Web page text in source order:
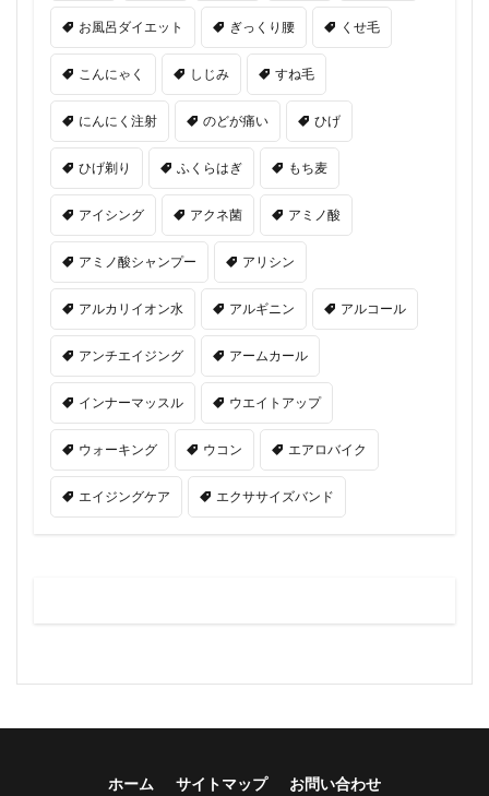
お風呂ダイエット ぎっくり腰 くせ毛
こんにゃく しじみ すね毛
にんにく注射 のどが痛い ひげ
ひげ剃り ふくらはぎ もち麦
アイシング アクネ菌 アミノ酸
アミノ酸シャンプー アリシン
アルカリイオン水 アルギニン アルコール
アンチエイジング アームカール
インナーマッスル ウエイトアップ
ウォーキング ウコン エアロバイク
エイジングケア エクササイズバンド
ホーム サイトマップ お問い合わせ